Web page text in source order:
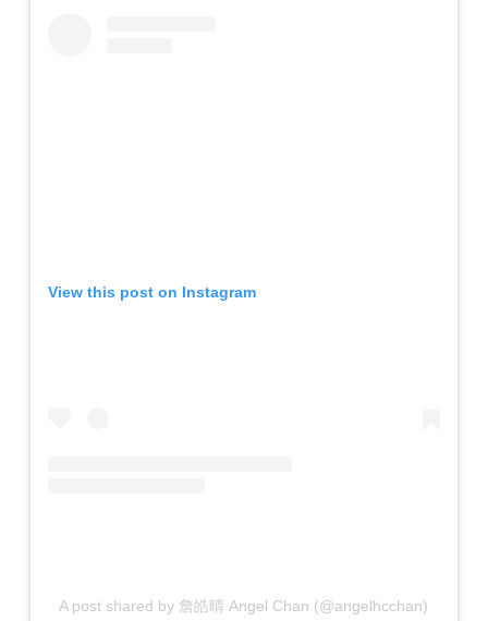
View this post on Instagram
A post shared by 詹皓晴 Angel Chan (@angelhcchan)